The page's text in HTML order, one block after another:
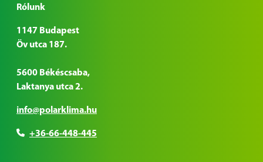
Rólunk
1147 Budapest
Öv utca 187.
5600 Békéscsaba,
Laktanya utca 2.
info@polarklima.hu
+36-66-448-445